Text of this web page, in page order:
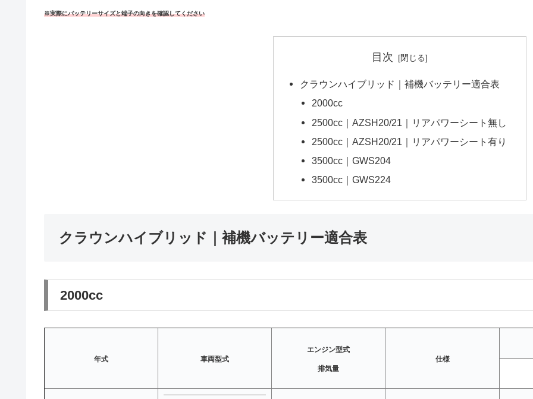
※実際にバッテリーサイズと端子の向きを確認してください
目次
クラウンハイブリッド｜補機バッテリー適合表
2000cc
2500cc｜AZSH20/21｜リアパワーシート無し
2500cc｜AZSH20/21｜リアパワーシート有り
3500cc｜GWS204
3500cc｜GWS224
クラウンハイブリッド｜補機バッテリー適合表
2000cc
年式 車両型式
エンジン型式
排気量
仕様